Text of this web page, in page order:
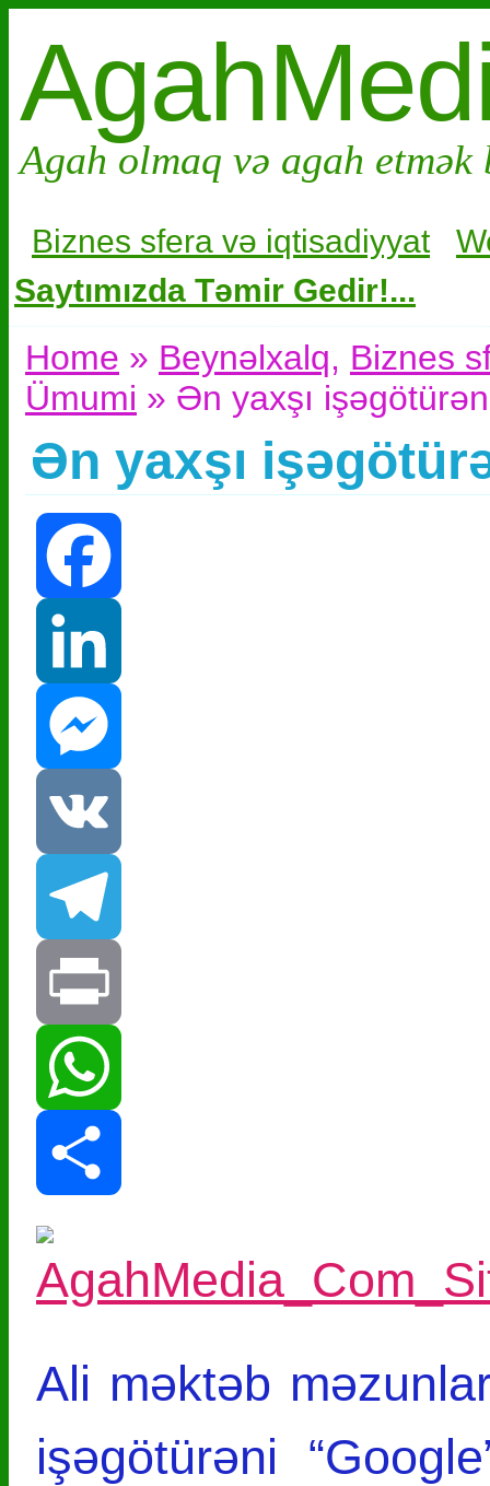
Agah olmaq və agah
Biznes sfera və iqtisadiyyat
Saytımızda Təmir Gedir!...
Home » Beynəlxalq, Biznes
Ümumi » Ən yaxşı
Ən yaxşı
Facebook
LinkedIn
Messenger
VK
Telegram
Print
WhatsApp
Share
Ali məktəb
işəgötürəni